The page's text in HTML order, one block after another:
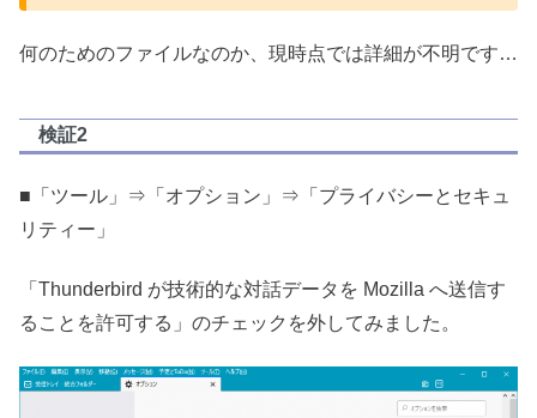
何のためのファイルなのか、現時点では詳細が不明です…
検証2
■「ツール」⇒「オプション」⇒「プライバシーとセキュ
リティー」
「Thunderbird が技術的な対話データを Mozilla へ送信す
ることを許可する」のチェックを外してみました。